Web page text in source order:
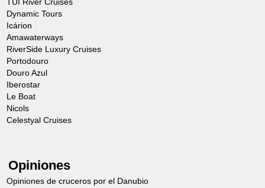
TUI River Cruises
Dynamic Tours
Icárion
Amawaterways
RiverSide Luxury Cruises
Portodouro
Douro Azul
Iberostar
Le Boat
Nicols
Celestyal Cruises
Opiniones
Opiniones de cruceros por el Danubio